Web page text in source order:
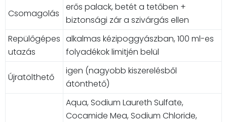
Csomagolás
erős palack, betét a tetőben +
biztonsági zár a szivárgás ellen
Repülőgépes
utazás
alkalmas kézipoggyászban, 100 ml-es
folyadékok limitjén belül
Újratölthető
igen (nagyobb kiszerelésből
átönthető)
Aqua, Sodium Laureth Sulfate,
Cocamide Mea, Sodium Chloride,